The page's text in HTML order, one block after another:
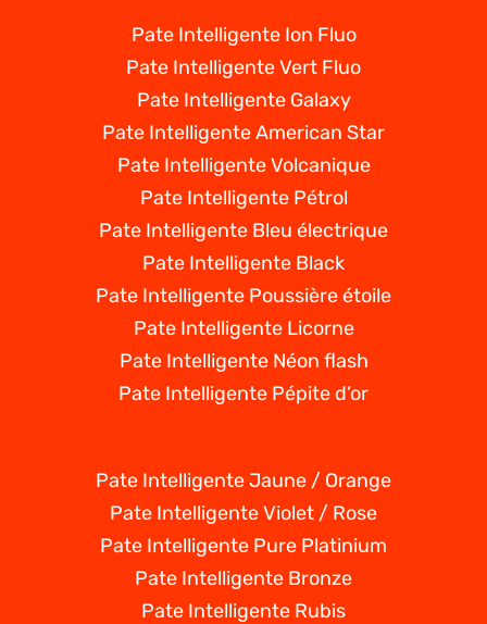
Pate Intelligente Ion Fluo
Pate Intelligente Vert Fluo
Pate Intelligente Galaxy
Pate Intelligente American Star
Pate Intelligente Volcanique
Pate Intelligente Pétrol
Pate Intelligente Bleu électrique
Pate Intelligente Black
Pate Intelligente Poussière étoile
Pate Intelligente Licorne
Pate Intelligente Néon flash
Pate Intelligente Pépite d’or
Pate Intelligente Jaune / Orange
Pate Intelligente Violet / Rose
Pate Intelligente Pure Platinium
Pate Intelligente Bronze
Pate Intelligente Rubis